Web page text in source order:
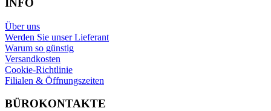
INFO
Über uns
Werden Sie unser Lieferant
Warum so günstig
Versandkosten
Cookie-Richtlinie
Filialen & Öffnungszeiten
BÜROKONTAKTE